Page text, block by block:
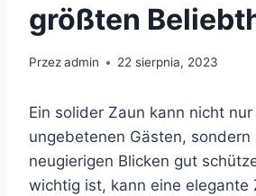
größten
Przezadmin 22 sierpnia, 2023
Ein solider Zaun kann nicht nur
ungebetenen Gästen, sondern
neugierigen Blicken gut
wichtig ist, kann eine elegante